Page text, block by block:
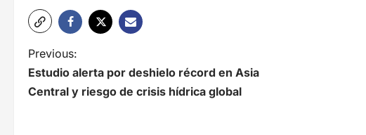
N
a
Previous:
Estudio alerta por deshielo récord en Asia
Central y riesgo de crisis hídrica global